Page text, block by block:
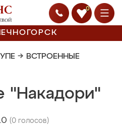
0
→ ВСТРОЕННЫЕ
"Накадори"
(0 голосов)